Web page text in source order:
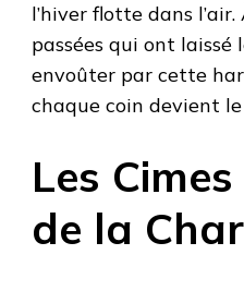
l’hiver flotte dans
passées qui ont laissé
envoûter par cette
chaque coin devient
Les
de la